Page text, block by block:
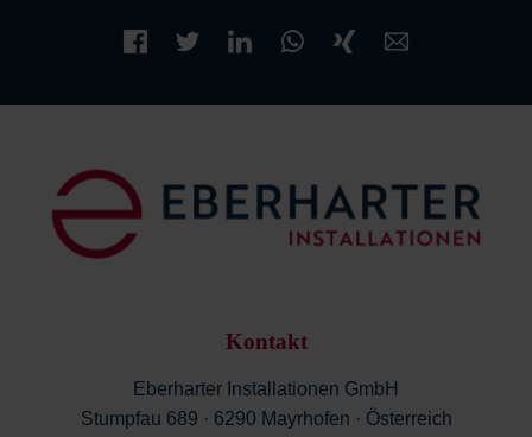
Kontakt
Eberharter Installationen GmbH
Stumpfau 689 · 6290 Mayrhofen · Österreich